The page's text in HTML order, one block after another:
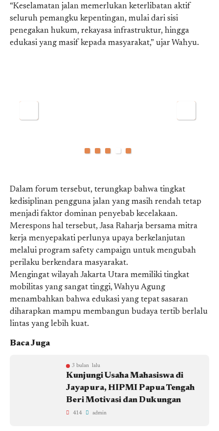
“Keselamatan jalan memerlukan keterlibatan aktif
seluruh pemangku kepentingan, mulai dari sisi
penegakan hukum, rekayasa infrastruktur, hingga
edukasi yang masif kepada masyarakat,” ujar Wahyu.
Dalam forum tersebut, terungkap bahwa tingkat
kedisiplinan pengguna jalan yang masih rendah tetap
menjadi faktor dominan penyebab kecelakaan.
Merespons hal tersebut, Jasa Raharja bersama mitra
kerja menyepakati perlunya upaya berkelanjutan
melalui program safety campaign untuk mengubah
perilaku berkendara masyarakat.
Mengingat wilayah Jakarta Utara memiliki tingkat
mobilitas yang sangat tinggi, Wahyu Agung
menambahkan bahwa edukasi yang tepat sasaran
diharapkan mampu membangun budaya tertib berlalu
lintas yang lebih kuat.
Baca Juga
3 bulan lalu
Kunjungi Usaha Mahasiswa di
Jayapura, HIPMI Papua Tengah
Beri Motivasi dan Dukungan
414 admin